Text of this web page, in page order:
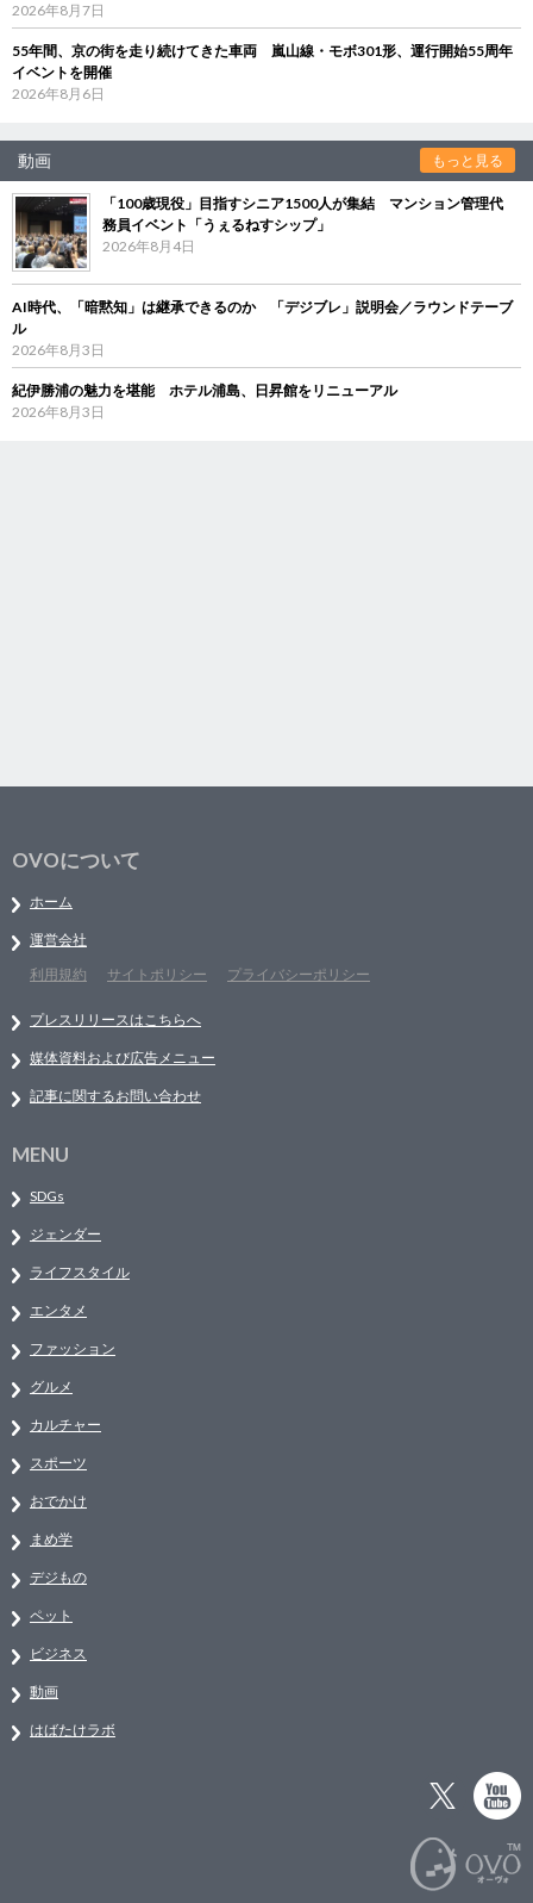
2026年8月7日
55年間、京の街を走り続けてきた車両 嵐山線・モボ301形、運行開始55周年
イベントを開催
2026年8月6日
動画 もっと見る
「100歳現役」目指すシニア1500人が集結 マンション管理代
務員イベント「うぇるねすシップ」
2026年8月4日
AI時代、「暗黙知」は継承できるのか 「デジブレ」説明会／ラウンドテーブ
ル
2026年8月3日
紀伊勝浦の魅力を堪能 ホテル浦島、日昇館をリニューアル
2026年8月3日
OVOについて
ホーム
運営会社
利用規約
サイトポリシー プライバシーポリシー
プレスリリースはこちらへ
媒体資料および広告メニュー
記事に関するお問い合わせ
MENU
SDGs
ジェンダー
ライフスタイル
エンタメ
ファッション
グルメ
カルチャー
スポーツ
おでかけ
まめ学
デジもの
ペット
ビジネス
動画
はばたけラボ